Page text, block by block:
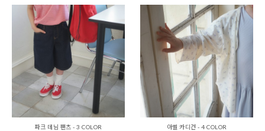
파크 데님 팬츠 - 3 COLOR
아벨 카디건 - 4 COLOR